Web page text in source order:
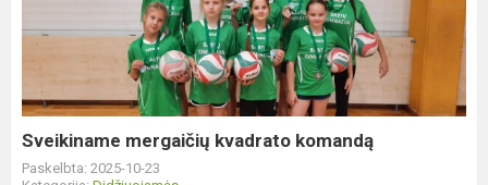
komandą
Sveikiname mergaičių kvadrato komandą
Paskelbta: 2025-10-23